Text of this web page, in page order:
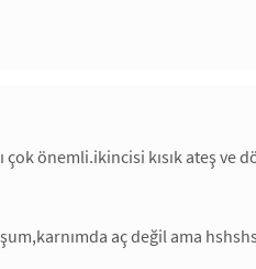
önemli.ikincisi kısık ateş ve
aç değil ama